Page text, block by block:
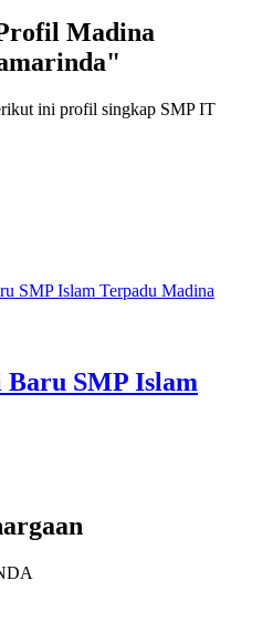
Madina
ini profil singkap SMP IT
SMP Islam